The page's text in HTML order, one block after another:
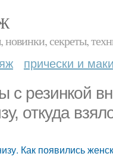
секреты,
прически и
резинкой
откуда
Как появились